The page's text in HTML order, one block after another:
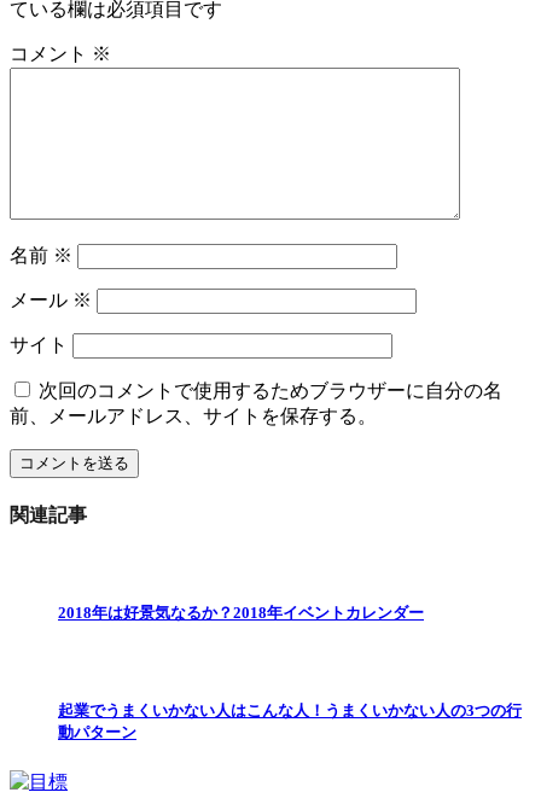
ている欄は必須項目です
コメント ※
名前 ※
メール ※
サイト
次回のコメントで使用するためブラウザーに自分の名
前、メールアドレス、サイトを保存する。
関連記事
2018年は好景気なるか？2018年イベントカレンダー
起業でうまくいかない人はこんな人！うまくいかない人の3つの行
動パターン